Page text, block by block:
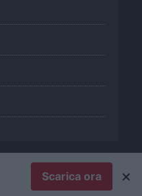
Scarica ora ×